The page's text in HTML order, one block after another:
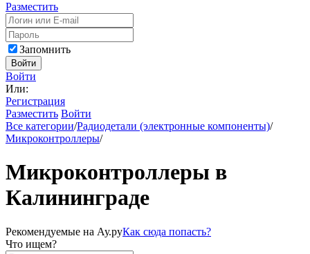
Разместить
Запомнить
Войти
Войти
Или:
Регистрация
Разместить Войти
Все категории/Радиодетали (электронные компоненты)/
Микроконтроллеры/
Микроконтроллеры в
Калининграде
Рекомендуемые на Ау.руКак сюда попасть?
Что ищем?